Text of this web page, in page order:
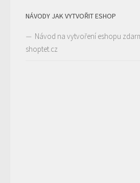
NÁVODY JAK VYTVOŘIT ESHOP
Návod na vytvoření eshopu
shoptet.cz